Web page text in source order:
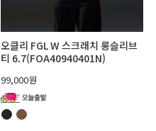
오클리 FGL W 스크래치 롱슬리브
티 6.7(FOA40940401N)
99,000원